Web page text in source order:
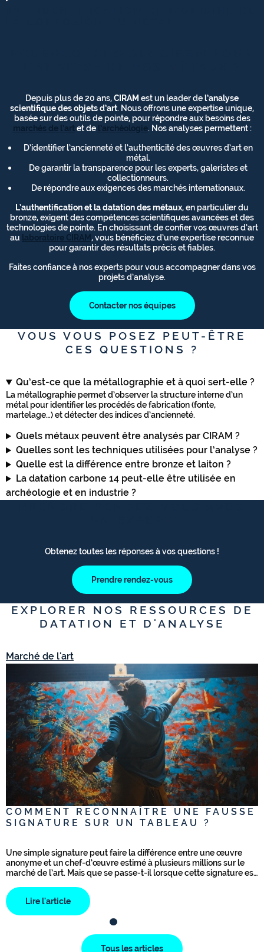
Depuis plus de 20 ans,CIRAM est un leader del’analyse
scientifique des objets d’art. Nous offrons une expertise unique,
basée sur des outils de pointe, pour répondre aux besoins des
marchés de l’artet de l’archéologie. Nos analyses permettent :
D’identifier l’ancienneté et l’authenticité des œuvres d’art en
métal.
De garantir la transparence pour les experts, galeristes et
collectionneurs.
De répondre aux exigences des marchés internationaux.
L’authentification et la datation des métaux, en particulier du
bronze, exigent des compétences scientifiques avancées et des
technologies de pointe. En choisissant de confier vos œuvres d’art
au laboratoire CIRAM, vous bénéficiez d’une expertise reconnue
pour garantir des résultats précis et fiables.
Faites confiance à nos experts pour vous accompagner dans vos
projets d’analyse.
Contacter nos équipes
VOUS VOUS POSEZ PEUT-ÊTRE
CES QUESTIONS ?
Qu’est-ce que la métallographie et à quoi sert-elle ?
La métallographie permet d’observer la structure interne d’un
métal pour identifier les procédés de fabrication (fonte,
martelage…) et détecter des indices d’ancienneté.
Quels métaux peuvent être analysés par CIRAM ?
Quelles sont les techniques utilisées pour l’analyse ?
Quelle est la différence entre bronze et laiton ?
La datation carbone 14 peut-elle être utilisée en
archéologie et en industrie ?
Obtenez toutes les réponses à vos questions !
Prendre rendez-vous
EXPLORER NOS RESSOURCES DE
DATATION ET D'ANALYSE
Marché de l'art
COMMENT RECONNAÎTRE UNE FAUSSE
SIGNATURE SUR UN TABLEAU ?
Une simple signature peut faire la différence entre une œuvre
anonyme et un chef-d’œuvre estimé à plusieurs millions sur le
marché de l’art. Mais que se passe-t-il lorsque cette signature es…
Lire l'article
Tous les articles